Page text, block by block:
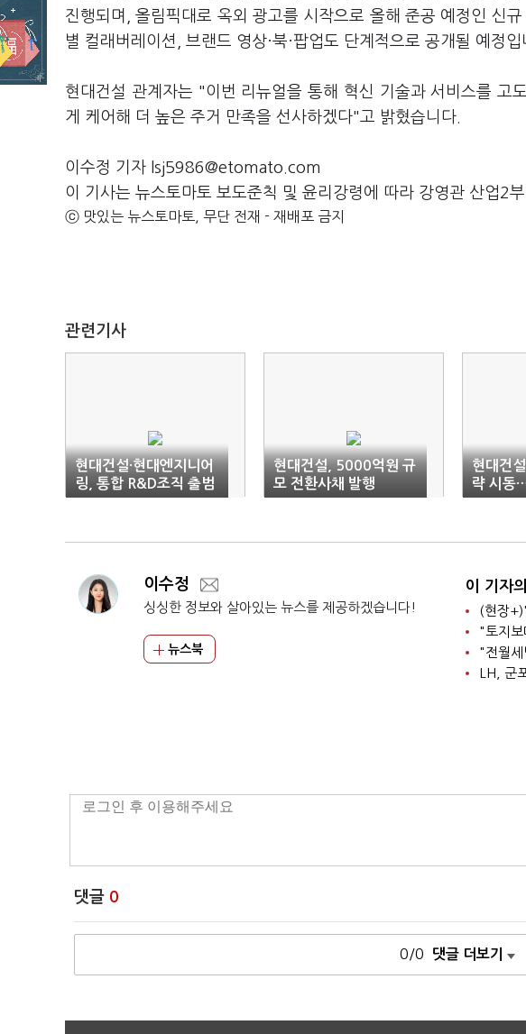
진행되며, 올림픽대로 옥외 광고를 시작으로 올해 준공 예정인 신
별 컬래버레이션, 브랜드 영상·북·팝업도 단계적으로 공개될 예정입
현대건설 관계자는 "이번 리뉴얼을 통해 혁신 기술과 서비스를 고
게 케어해 더 높은 주거 만족을 선사하겠다"고 밝혔습니다.
이수정 기자 lsj5986@etomato.com
이 기사는 뉴스토마토 보도준칙 및 윤리강령에 따라 강영관 산업2
ⓒ 맛있는 뉴스토마토, 무단 전재 - 재배포 금지
관련기사
현대건설·현대엔지니어
링, 통합 R&D조직 출범
현대건설, 5000억원 규
모 전환사채 발행
현대건
략 시동
포지엄
이수정
싱싱한 정보와 살아있는 뉴스를 제공하겠습니다!
뉴스북
이 기자
"토지
"전월
LH, 군
댓글 0
0/0 댓글 더보기